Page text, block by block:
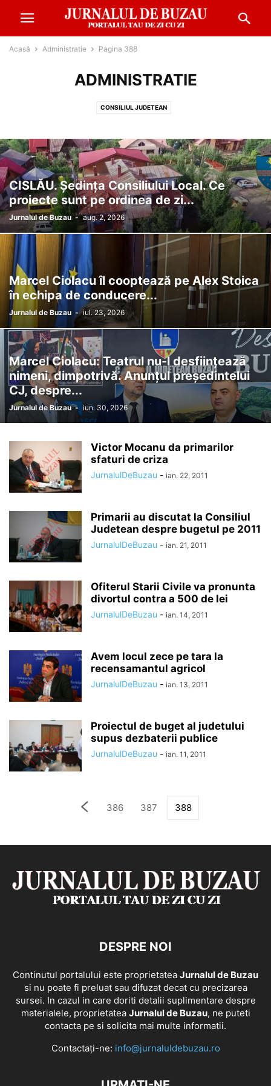
Acasă Administratie Pagina 388
ADMINISTRATIE
CONSILIUL JUDETEAN
CISLĂU. Ședința Consiliului Local. Ce
proiecte sunt pe ordinea de zi...
Jurnalul de Buzau - aug. 2, 2026
Marcel Ciolacu îl cooptează pe Alex Stoica
în echipa de conducere...
Jurnalul de Buzau - iul. 23, 2026
Marcel Ciolacu: Teatrul nu-l desființează
nimeni, dimpotrivă. Anunțul președintelui
CJ, despre...
Jurnalul de Buzau - iun. 30, 2026
Victor Mocanu da primarilor
sfaturi de criza
JurnalulDeBuzau - ian. 22, 2011
Primarii au discutat la Consiliul
Judetean despre bugetul pe 2011
JurnalulDeBuzau - ian. 21, 2011
Ofiterul Starii Civile va pronunta
divortul contra a 500 de lei
JurnalulDeBuzau - ian. 14, 2011
Avem locul zece pe tara la
recensamantul agricol
JurnalulDeBuzau - ian. 13, 2011
Proiectul de buget al judetului
supus dezbaterii publice
JurnalulDeBuzau - ian. 11, 2011
386 387 388
DESPRE NOI
Continutul portalului este proprietatea Jurnalul de Buzau
si nu poate fi preluat sau difuzat decat cu precizarea
sursei. In cazul in care doriti detalii suplimentare despre
materialele, proprietatea Jurnalul de Buzau, ne puteti
contacta pe si solicita mai multe informatii.
Contactați-ne: info@jurnaluldebuzau.ro